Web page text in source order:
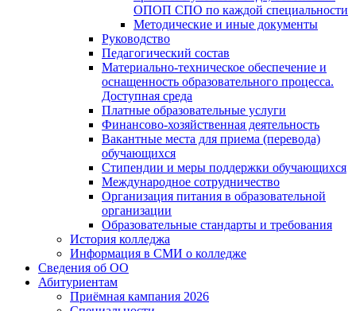
ОПОП СПО по каждой специальности
Методические и иные документы
Руководство
Педагогический состав
Материально-техническое обеспечение и
оснащенность образовательного процесса.
Доступная среда
Платные образовательные услуги
Финансово-хозяйственная деятельность
Вакантные места для приема (перевода)
обучающихся
Стипендии и меры поддержки обучающихся
Международное сотрудничество
Организация питания в образовательной
организации
Образовательные стандарты и требования
История колледжа
Информация в СМИ о колледже
Сведения об ОО
Абитуриентам
Приёмная кампания 2026